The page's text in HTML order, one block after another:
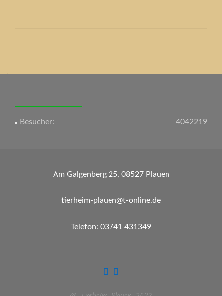
Navigation
4042219
Besucher:
Am Galgenberg 25, 08527 Plauen
tierheim-plauen@t-online.de
Telefon: 03741 431349